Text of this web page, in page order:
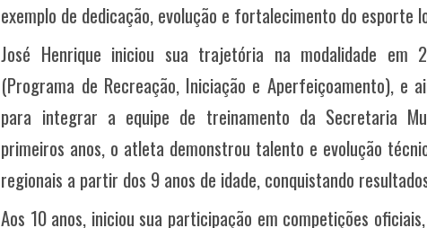
exemplo de dedicação, evolução e fortalecimento do esporte
José Henrique iniciou sua trajetória na modalidade em
(Programa de Recreação, Iniciação e Aperfeiçoamento),e
para integrar a equipe de treinamento da Secretaria
primeiros anos, o atleta demonstrou talento e evolução
regionais a partir dos 9 anos de idade, conquistando
Aos 10 anos, iniciou sua participação em competições